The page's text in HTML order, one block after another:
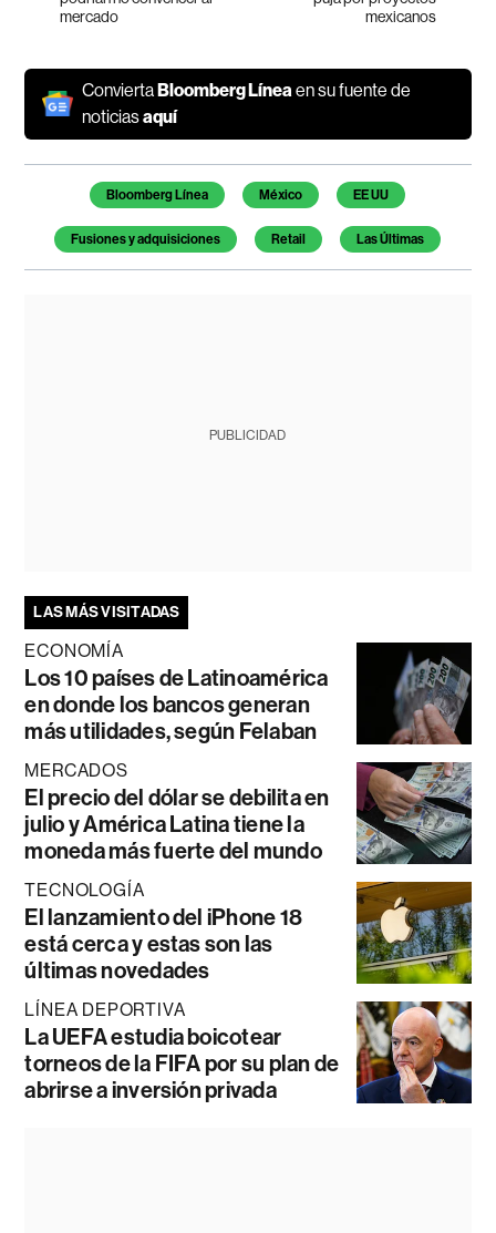
mercado
mexicanos
ConviertaBloomberg Línea en su fuente de
noticiasaquí
Temas de este artículo
Bloomberg Línea México EE UU
Fusiones y adquisiciones Retail Las Últimas
PUBLICIDAD
LAS MÁS VISITADAS
ECONOMÍA
Los 10 países de Latinoamérica
en donde los bancos generan
más utilidades, según Felaban
MERCADOS
El precio del dólar se debilita en
julio y América Latina tiene la
moneda más fuerte del mundo
TECNOLOGÍA
El lanzamiento del iPhone 18
está cerca y estas son las
últimas novedades
LÍNEA DEPORTIVA
La UEFA estudia boicotear
torneos de la FIFA por su plan de
abrirse a inversión privada